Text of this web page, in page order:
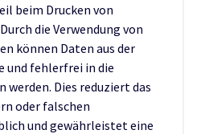
beim Drucken von
die Verwendung von
können Daten aus der
und fehlerfrei in die
Dies reduziert das
oder falschen
und gewährleistet eine